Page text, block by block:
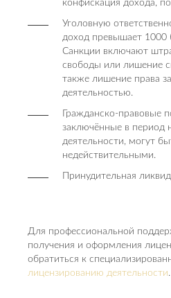
конфискация дохода,
Уголовную
доход превышает 1000
Санкции включают
свободы или лишение
также лишение права
деятельностью.
Гражданско-правовые
заключённые в период
деятельности, могут
недействительными.
Принудительная
Для профессиональной
получения и оформления
обратиться к
лицензированию деятельности.